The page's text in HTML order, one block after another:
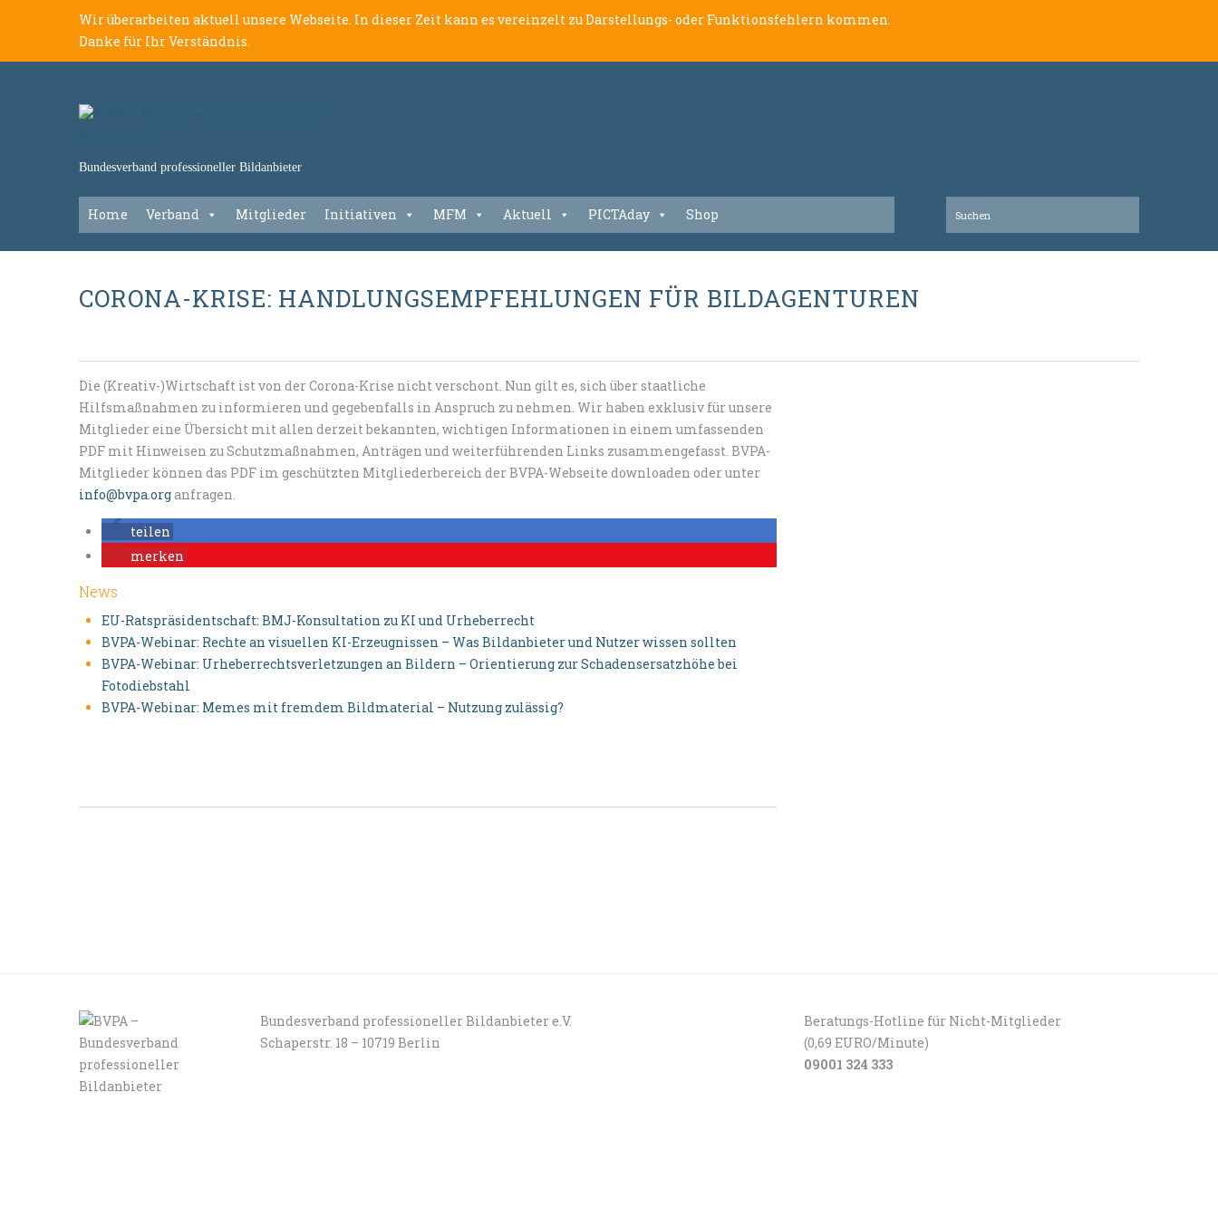
Wir überarbeiten aktuell unsere Webseite. In dieser Zeit kann es vereinzelt zu Darstellungs- oder Funktionsfehlern kommen.
Danke für Ihr Verständnis.
Bundesverband professioneller Bildanbieter
Home Verband Mitglieder Initiativen MFM Aktuell PICTAday Shop
CORONA-KRISE: HANDLUNGSEMPFEHLUNGEN FÜR BILDAGENTUREN
Die (Kreativ-)Wirtschaft ist von der Corona-Krise nicht verschont. Nun gilt es, sich über staatliche
Hilfsmaßnahmen zu informieren und gegebenfalls in Anspruch zu nehmen. Wir haben exklusiv für unsere
Mitglieder eine Übersicht mit allen derzeit bekannten, wichtigen Informationen in einem umfassenden
PDF mit Hinweisen zu Schutzmaßnahmen, Anträgen und weiterführenden Links zusammengefasst. BVPA-
Mitglieder können das PDF im geschützten Mitgliederbereich der BVPA-Webseite downloaden oder unter
info@bvpa.organfragen.
teilen
merken
News
EU-Ratspräsidentschaft: BMJ-Konsultation zu KI und Urheberrecht
BVPA-Webinar: Rechte an visuellen KI-Erzeugnissen – Was Bildanbieter und Nutzer wissen sollten
BVPA-Webinar: Urheberrechtsverletzungen an Bildern – Orientierung zur Schadensersatzhöhe bei
Fotodiebstahl
BVPA-Webinar: Memes mit fremdem Bildmaterial – Nutzung zulässig?
Bundesverband professioneller Bildanbieter e.V.
Schaperstr. 18 – 10719 Berlin
Beratungs-Hotline für Nicht-Mitglieder
(0,69 EURO/Minute)
09001 324 333